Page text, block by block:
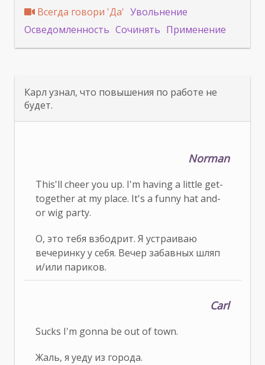
Всегда говори 'Да' Увольнение
Осведомленность Сочинять Применение
Карл узнал, что повышения по работе не
будет.
Norman
This'll cheer you up. I'm having a little get-
together at my place. It's a funny hat and-
or wig party.
О, это тебя взбодрит. Я устраиваю
вечеринку у себя. Вечер забавных шляп
и/или париков.
Carl
Sucks I'm gonna be out of town.
Жаль, я уеду из города.